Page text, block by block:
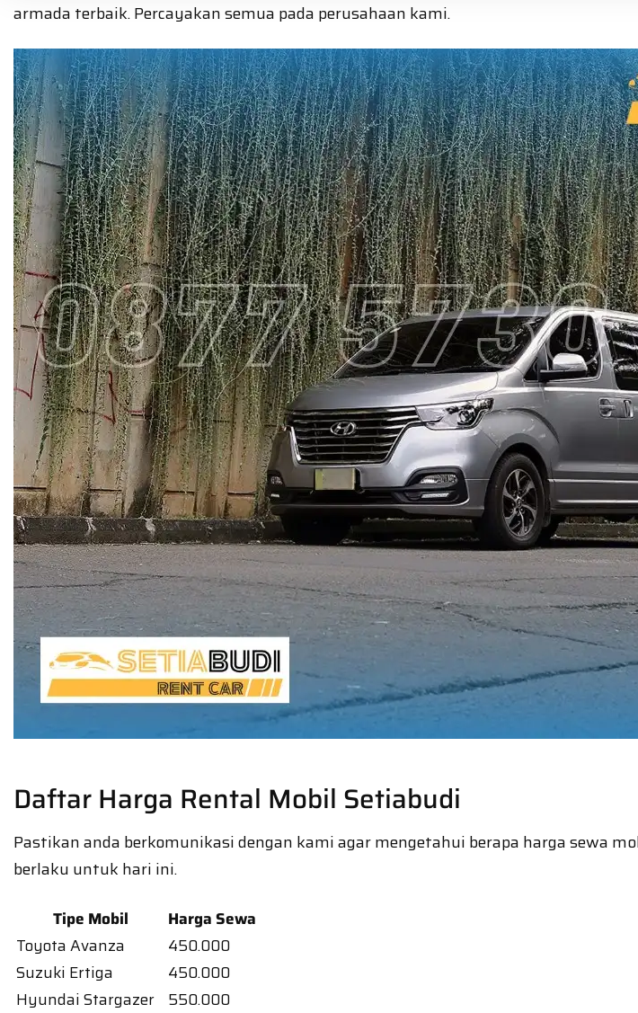
armada terbaik. Percayakan semua pada perusahaan kami.
Daftar Harga Rental Mobil Setiabudi
Pastikan anda berkomunikasi dengan kami agar mengetahui berapa harga sewa
berlaku untuk hari ini.
Tipe Mobil
Harga Sewa
Toyota Avanza
450.000
Suzuki Ertiga
450.000
Hyundai Stargazer 550.000